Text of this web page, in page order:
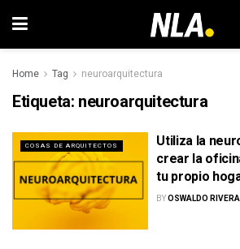
Home Tag neuroarquitectura
Etiqueta: neuroarquitectura
COSAS DE ARQUITECTOS
Utiliza la
crear la
tu propio
BYOSWALDO RIVERA